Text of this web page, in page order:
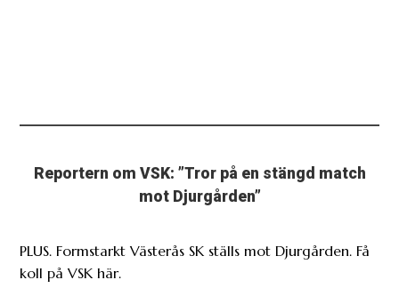
Reportern om VSK: ”Tror på en stängd match
mot Djurgården”
PLUS. Formstarkt Västerås SK ställs mot Djurgården. Få
koll på VSK här.